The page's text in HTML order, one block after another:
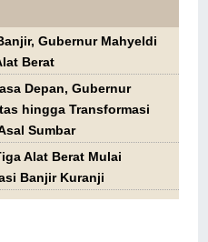
Gubernur Mahyeldi
Berat
Depan, Gubernur
hingga Transformasi
Sumbar
Alat Berat Mulai
Banjir Kuranji